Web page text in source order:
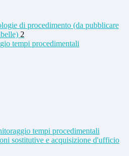
di procedimento (da pubblicare
2
tempi procedimentali
tempi procedimentali
sostitutive e acquisizione d'ufficio